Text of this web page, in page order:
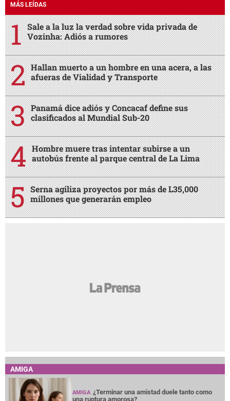
MÁS LEÍDAS
Sale a la luz la verdad sobre vida privada de
Vozinha: Adiós a rumores
Hallan muerto a un hombre en una acera, a las
afueras de Vialidad y Transporte
Panamá dice adiós y Concacaf define sus
clasificados al Mundial Sub-20
Hombre muere tras intentar subirse a un
autobús frente al parque central de La Lima
Serna agiliza proyectos por más de L35,000
millones que generarán empleo
AMIGA
AMIGA ¿Terminar una amistad duele tanto como
una ruptura amorosa?